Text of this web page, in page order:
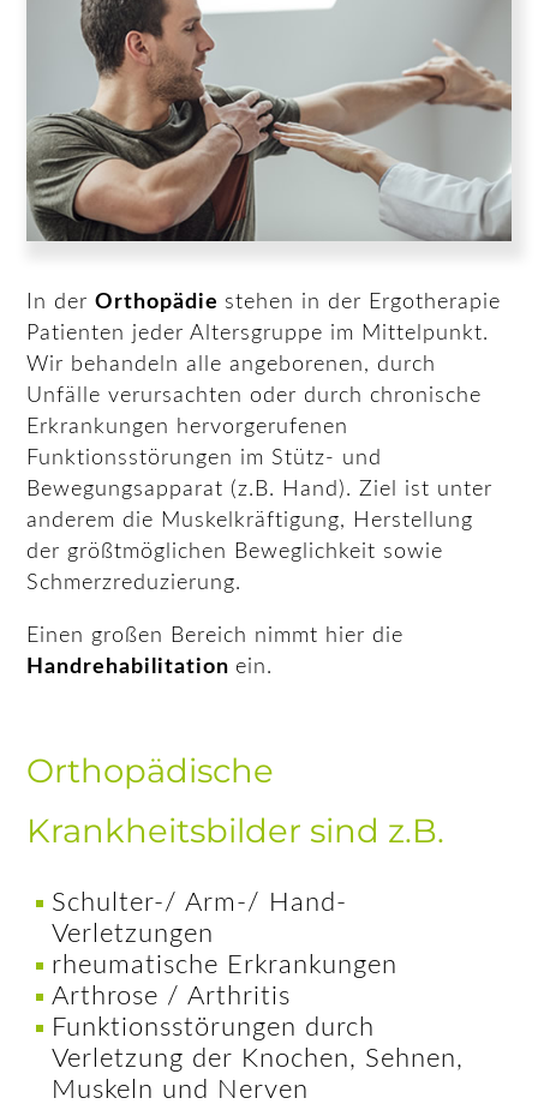
In derOrthopädie stehen in der Ergotherapie
Patienten jeder Altersgruppe im Mittelpunkt.
Wir behandeln alle angeborenen, durch
Unfälle verursachten oder durch chronische
Erkrankungen hervorgerufenen
Funktionsstörungen im Stütz- und
Bewegungsapparat (z.B. Hand). Ziel ist unter
anderem die Muskelkräftigung, Herstellung
der größtmöglichen Beweglichkeit sowie
Schmerzreduzierung.
Einen großen Bereich nimmt hier die
Handrehabilitation ein.
Orthopädische
Krankheitsbilder sind z.B.
Schulter-/ Arm-/ Hand-
Verletzungen
rheumatische Erkrankungen
Arthrose / Arthritis
Funktionsstörungen durch
Verletzung der Knochen, Sehnen,
Muskeln und Nerven